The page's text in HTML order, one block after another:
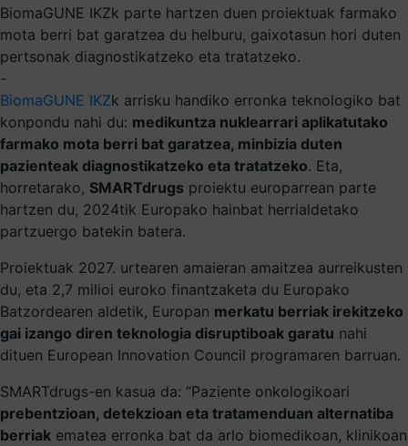
BiomaGUNE IKZk parte hartzen duen proiektuak farmako
mota berri bat garatzea du helburu, gaixotasun hori duten
pertsonak diagnostikatzeko eta tratatzeko.
-
BiomaGUNE IKZk arrisku handiko erronka teknologiko bat
konpondu nahi du: medikuntza nuklearrari aplikatutako
farmako mota berri bat garatzea, minbizia duten
pazienteak diagnostikatzeko eta tratatzeko. Eta,
horretarako, SMARTdrugs proiektu europarrean parte
hartzen du, 2024tik Europako hainbat herrialdetako
partzuergo batekin batera.
Proiektuak 2027. urtearen amaieran amaitzea aurreikusten
du, eta 2,7 milioi euroko finantzaketa du Europako
Batzordearen aldetik, Europan merkatu berriak irekitzeko
gai izango diren teknologia disruptiboak garatu nahi
dituen European Innovation Council programaren barruan.
SMARTdrugs-en kasua da: “Paziente onkologikoari
prebentzioan, detekzioan eta tratamenduan alternatiba
berriak ematea erronka bat da arlo biomedikoan, klinikoan